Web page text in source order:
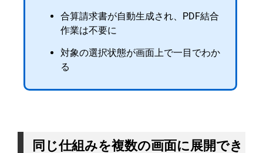
合算請求書が自動生成され、PDF結合
作業は不要に
対象の選択状態が画面上で一目でわか
る
同じ仕組みを複数の画面に展開でき